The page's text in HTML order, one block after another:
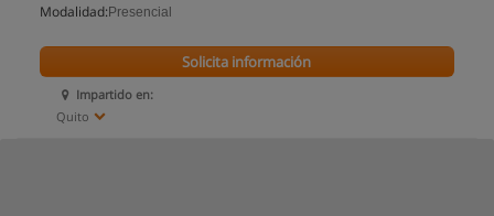
Modalidad: Presencial
Impartido en:
Quito
Solicita información